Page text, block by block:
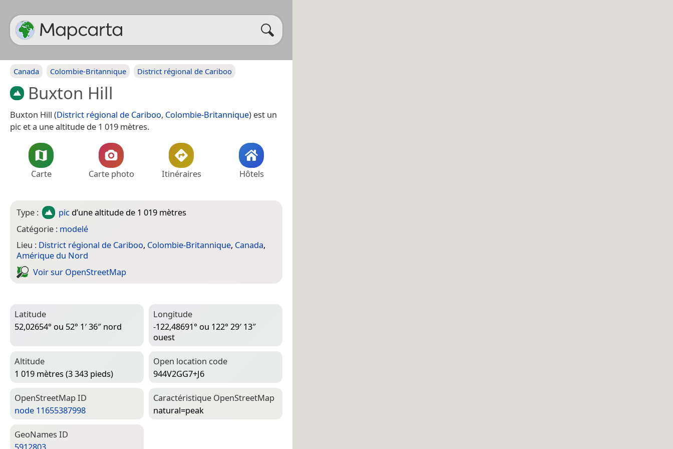
Canada Colombie-Britannique District régional de Cariboo
Buxton Hill
Buxton Hill (District régional de Cariboo, Colombie-Britannique) est un
pic et a une altitude de 1 019 mètres.
Carte Carte photo Itinéraires Hôtels
Type : pic d’une altitude de 1 019 mètres
Catégorie : modelé
Lieu : District régional de Cariboo, Colombie-Britannique, Canada,
Amérique du Nord
Voir sur Open­Street­Map
Latitude
52,02654° ou 52° 1′ 36″ nord
Longitude
-122,48691° ou 122° 29′ 13″
ouest
Altitude
1 019 mètres (3 343 pieds)
Open location code
944V2GG7+J6
Open­Street­Map ID
node 11655387998
Caractéristique Open­Street­Map
natural=­peak
Geo­Names ID
5912803